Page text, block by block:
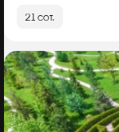
21 сот.